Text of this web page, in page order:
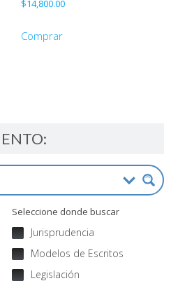
$14,800.00
Comprar
Seleccione donde buscar
Jurisprudencia
Modelos de Escritos
Legislación